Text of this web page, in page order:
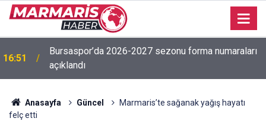
16:51
Bursaspor’da 2026-2027 sezonu forma numaraları
açıklandı
Anasayfa Güncel
Marmaris’te sağanak yağış hayatı
felç etti